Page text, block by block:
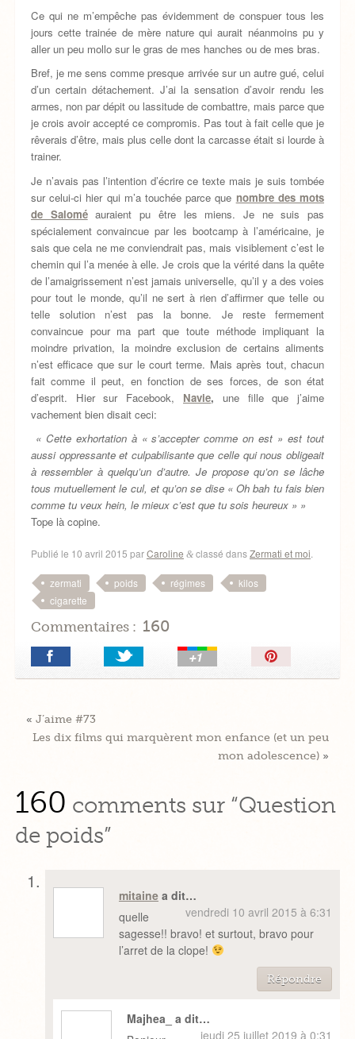
Ce qui ne m’empêche pas évidemment de conspuer tous les
jours cette trainée de mère nature qui aurait néanmoins pu y
aller un peu mollo sur le gras de mes hanches ou de mes bras.
Bref, je me sens comme presque arrivée sur un autre gué, celui
d’un certain détachement. J’ai la sensation d’avoir rendu les
armes, non par dépit ou lassitude de combattre, mais parce que
je crois avoir accepté ce compromis. Pas tout à fait celle que je
rêverais d’être, mais plus celle dont la carcasse était si lourde à
trainer.
Je n’avais pas l’intention d’écrire ce texte mais je suis tombée
sur celui-ci hier qui m’a touchée parce que nombre des mots
de Salomé auraient pu être les miens. Je ne suis pas
spécialement convaincue par les bootcamp à l’américaine, je
sais que cela ne me conviendrait pas, mais visiblement c’est le
chemin qui l’a menée à elle. Je crois que la vérité dans la quête
de l’amaigrissement n’est jamais universelle, qu’il y a des voies
pour tout le monde, qu’il ne sert à rien d’affirmer que telle ou
telle solution n’est pas la bonne. Je reste fermement
convaincue pour ma part que toute méthode impliquant la
moindre privation, la moindre exclusion de certains aliments
n’est efficace que sur le court terme. Mais après tout, chacun
fait comme il peut, en fonction de ses forces, de son état
d’esprit. Hier sur Facebook, Navie, une fille que j’aime
vachement bien disait ceci:
« Cette exhortation à « s’accepter comme on est » est tout
aussi oppressante et culpabilisante que celle qui nous obligeait
à ressembler à quelqu’un d’autre. Je propose qu’on se lâche
tous mutuellement le cul, et qu’on se dise « Oh bah tu fais bien
comme tu veux hein, le mieux c’est que tu sois heureux » »
Tope là copine.
Publié le 10 avril 2015 parCaroline &classé dansZermati et moi
zermati , poids , régimes , kilos
cigarette
Commentaires : 160
Épingler!
«J’aime #73
Les dix films qui marquèrent mon enfance (et un peu
mon adolescence)»
160 comments sur “Question
de poids”
mitainea dit…
vendredi 10 avril 2015 à 6:31
quelle
sagesse!! bravo! et surtout, bravo pour
l’arret de la clope!
Répondre
Majhea_ a dit…
jeudi 25 juillet 2019 à 0:31